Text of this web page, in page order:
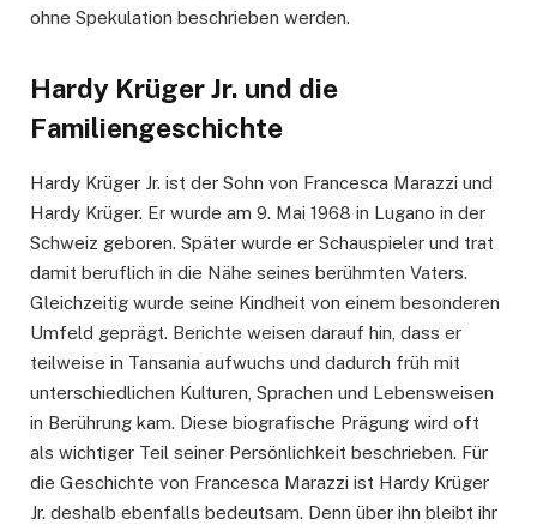
ohne Spekulation beschrieben werden.
Hardy Krüger Jr. und die
Familiengeschichte
Hardy Krüger Jr. ist der Sohn von Francesca Marazzi und
Hardy Krüger. Er wurde am 9. Mai 1968 in Lugano in der
Schweiz geboren. Später wurde er Schauspieler und trat
damit beruflich in die Nähe seines berühmten Vaters.
Gleichzeitig wurde seine Kindheit von einem besonderen
Umfeld geprägt. Berichte weisen darauf hin, dass er
teilweise in Tansania aufwuchs und dadurch früh mit
unterschiedlichen Kulturen, Sprachen und Lebensweisen
in Berührung kam. Diese biografische Prägung wird oft
als wichtiger Teil seiner Persönlichkeit beschrieben. Für
die Geschichte von Francesca Marazzi ist Hardy Krüger
Jr. deshalb ebenfalls bedeutsam. Denn über ihn bleibt ihr